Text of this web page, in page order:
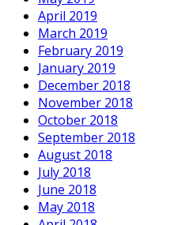
April 2019
March 2019
February 2019
January 2019
December 2018
November 2018
October 2018
September 2018
August 2018
July 2018
June 2018
May 2018